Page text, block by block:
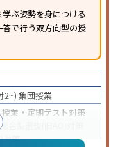
ぶ姿勢を身につける
で行う双方向型の授
2~) 集団授業
授業・定期テスト対策
総合型選抜(旧AO)対策
対策